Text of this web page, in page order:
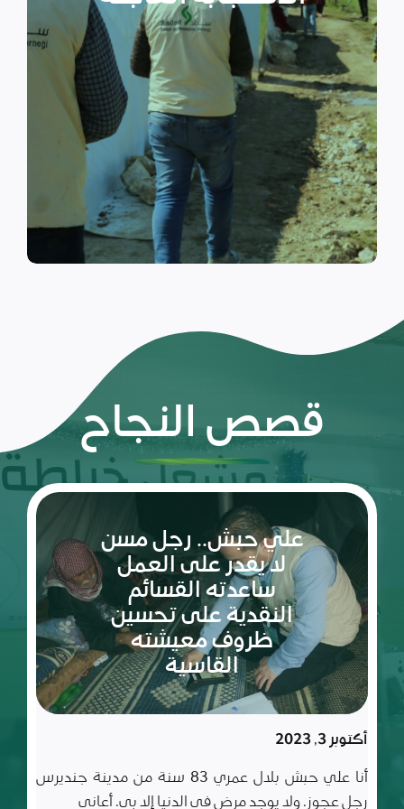
النزوح.
اقرأ المزيد
قصص النجاح
ريم:
شعلة
والإصرار
في عالم
مليء
بالتحديات
سبتمبر 10, 2023
ريم طفلة لم تكمل ربيعاها التاسع بعد، شعلة متوقدة
في العلم والأدب والأخلاق، تعيش مع أسرة تتألف من أب
وأم